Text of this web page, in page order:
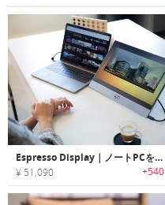
Espresso Display｜ノートPCをワークステーションに変身させる超薄型・ポータブルタッチスクリーンモニター「エスプレッソ」
¥ 51,090 +540